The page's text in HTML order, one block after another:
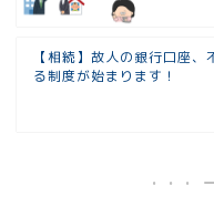
【相続】故人の銀行口座、
る制度が始まります！